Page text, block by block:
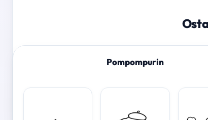
Pompompurin